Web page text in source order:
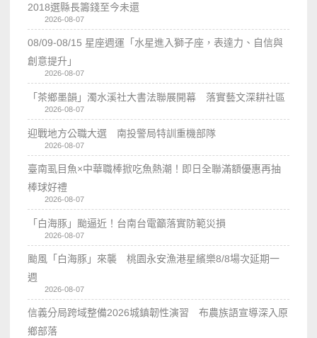
2018選縣長籌錢至今未還
2026-08-07
08/09-08/15 星座週運「水星進入獅子座，表達力、自信與
創意提升」
2026-08-07
「茶鄉墨韻」濁水溪社大書法聯展開幕 落實藝文深耕社區
2026-08-07
迎戰地方公職大選 南投警局特訓重機部隊
2026-08-07
臺南虱目魚×中華職棒掀吃魚熱潮！即日全聯滿額優惠再抽
棒球好禮
2026-08-07
「白海豚」颱逼近！台南台電籲落實防範災損
2026-08-07
颱風「白海豚」來襲 桃園永安漁港星繽樂8/8場次延期一
週
2026-08-07
信義分局跨域整備2026城鎮韌性演習 布農族語宣導深入原
鄉部落